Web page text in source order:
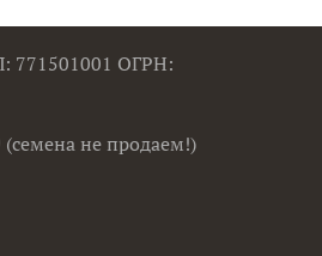
771501001 ОГРН:
не продаем!)